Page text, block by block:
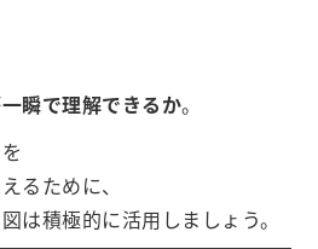
瞬で理解できるか。
るために、
は積極的に活用しましょう。